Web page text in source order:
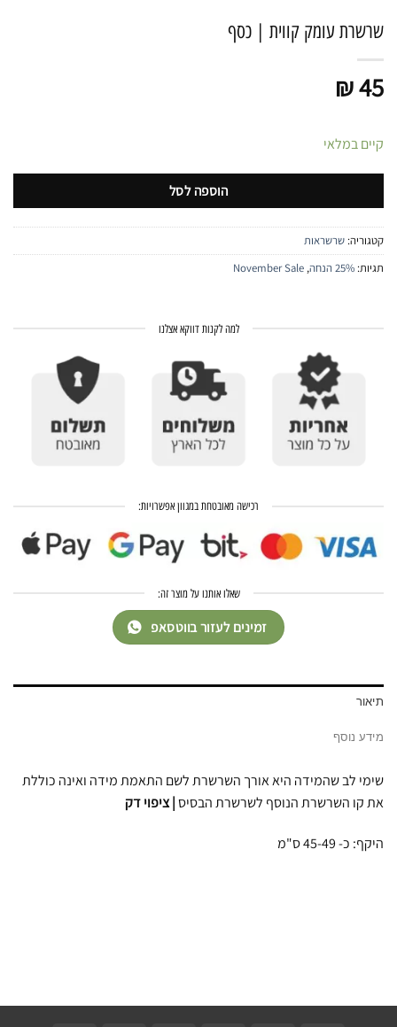
שרשרת עומק קווית | כסף
₪45
קיים במלאי
הוספה לסל
קטגוריה: שרשראות
תגיות: 25% הנחה ,
November Sale
למה לקנות דווקא אצלנו
רכישה מאובטחת במגוון אפשרויות:
שאלו אותנו על מוצר זה:
זמינים לעזור בווטסאפ
תיאור
מידע נוסף
שימי לב שהמידה היא אורך השרשרת לשם התאמת מידה ואינה כוללת
את קו השרשרת הנוסף לשרשרת הבסיס| ציפוי דק
היקף: כ- 45-49 ס"מ